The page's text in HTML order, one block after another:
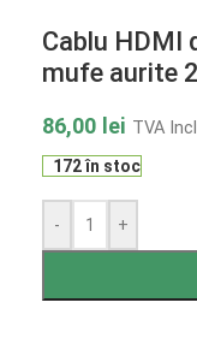
Cablu HDMI
mufe aurite
86,00 lei TVA
172 în stoc
- +